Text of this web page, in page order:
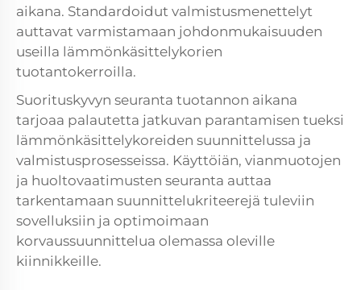
aikana. Standardoidut valmistusmenettelyt
auttavat varmistamaan johdonmukaisuuden
useilla lämmönkäsittelykorien
tuotantokerroilla.
Suorituskyvyn seuranta tuotannon aikana
tarjoaa palautetta jatkuvan parantamisen tueksi
lämmönkäsittelykoreiden suunnittelussa ja
valmistusprosesseissa. Käyttöiän, vianmuotojen
ja huoltovaatimusten seuranta auttaa
tarkentamaan suunnittelukriteerejä tuleviin
sovelluksiin ja optimoimaan
korvaussuunnittelua olemassa oleville
kiinnikkeille.